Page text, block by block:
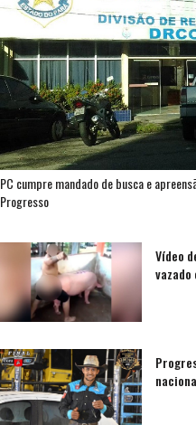
PC cumpre mandado de busca e
Progresso
Vídeo